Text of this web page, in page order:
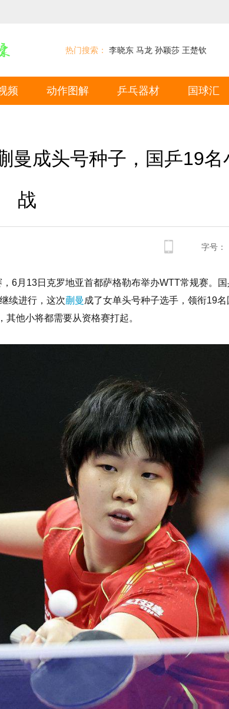
热门搜索： 李晓东 马龙 孙颖莎 王楚钦
频 动作图解 乒乓器材 国球汇
曼成头号种子，国乒19名
战
字号：
6月13日克罗地亚首都萨格勒布举办WTT常规赛。国
续进行，这次蒯曼 成了女单头号种子选手，领衔19
其他小将都需要从资格赛打起。